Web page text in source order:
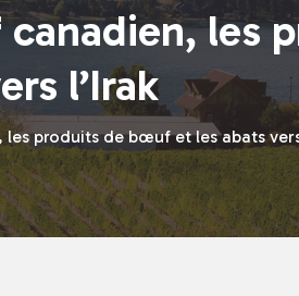
les
l’Irak
produits de bœuf et les abats vers